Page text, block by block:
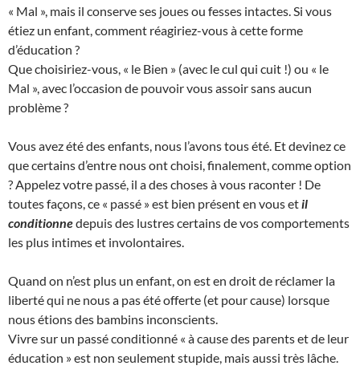
« Mal », mais il conserve ses joues ou fesses intactes. Si vous
étiez un enfant, comment réagiriez-vous à cette forme
d’éducation ?
Que choisiriez-vous, « le Bien » (avec le cul qui cuit !) ou « le
Mal », avec l’occasion de pouvoir vous assoir sans aucun
problème ?
Vous avez été des enfants, nous l’avons tous été. Et devinez ce
que certains d’entre nous ont choisi, finalement, comme option
? Appelez votre passé, il a des choses à vous raconter ! De
toutes façons, ce « passé » est bien présent en vous et il
conditionnedepuis des lustres certains de vos comportements
les plus intimes et involontaires.
Quand on n’est plus un enfant, on est en droit de réclamer la
liberté qui ne nous a pas été offerte (et pour cause) lorsque
nous étions des bambins inconscients.
Vivre sur un passé conditionné « à cause des parents et de leur
éducation » est non seulement stupide, mais aussi très lâche.